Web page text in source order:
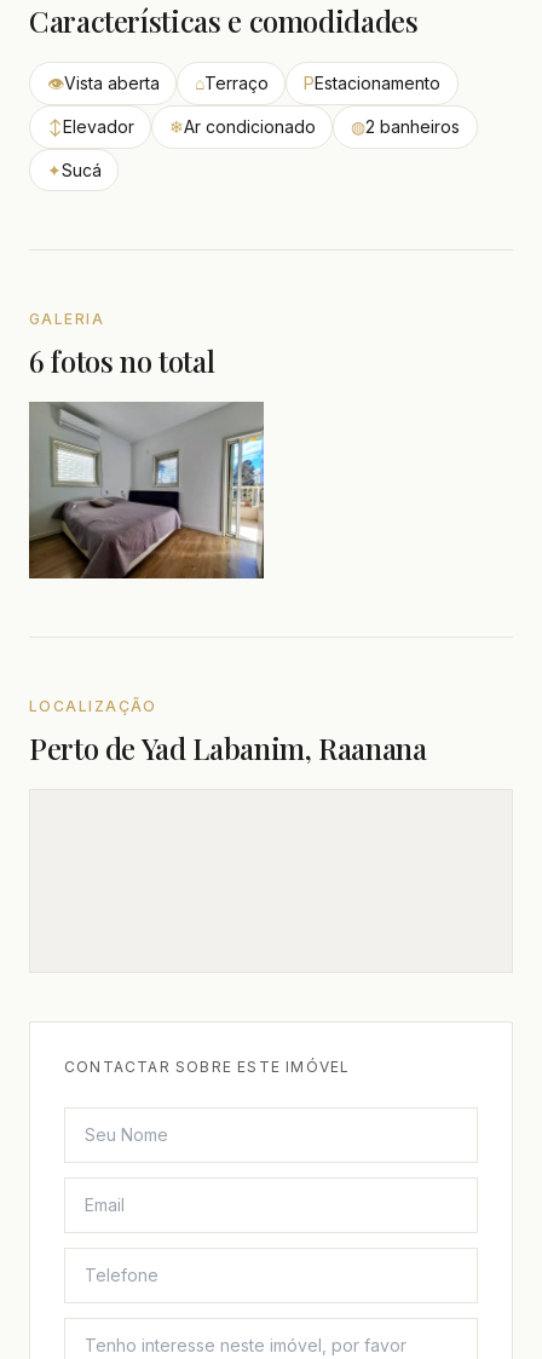
Características e comodidades
👁Vista aberta ⌂Terraço PEstacionamento
↕Elevador ❄Ar condicionado ◍2 banheiros
✦Sucá
GALERIA
6 fotos no total
LOCALIZAÇÃO
Perto de Yad Labanim, Raanana
CONTACTAR SOBRE ESTE IMÓVEL